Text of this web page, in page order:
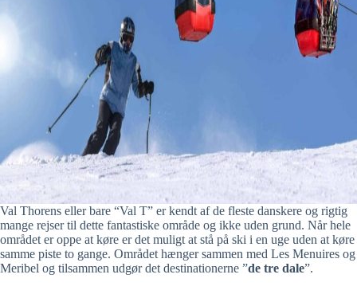
Val Thorens eller bare “Val T” er kendt af de fleste danskere og rigtig
mange rejser til dette fantastiske område og ikke uden grund. Når hele
området er oppe at køre er det muligt at stå på ski i en uge uden at køre
samme piste to gange. Området hænger sammen med Les Menuires og
Meribel og tilsammen udgør det destinationerne ”de tre dale”.